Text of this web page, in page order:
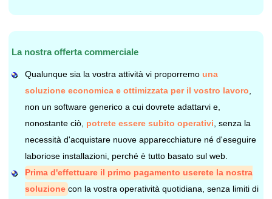
La nostra offerta commerciale
Qualunque sia la vostra attività vi proporremo una
soluzione economica e ottimizzata per il vostro lavoro
non un software generico a cui dovrete adattarvi e,
nonostante ciò, potrete essere subito operativi , senza la
necessità d'acquistare nuove apparecchiature né d'eseguire
laboriose installazioni, perché è tutto basato sul web.
Prima d'effettuare il primo pagamento userete la nostra
soluzione con la vostra operatività quotidiana, senza limiti di